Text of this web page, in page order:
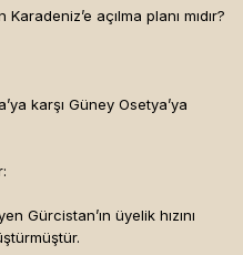
açılma planı mıdır?
karşı Güney Osetya’ya
Gürcistan’ın üyelik hızını